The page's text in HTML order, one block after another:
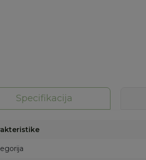
Specifikacija